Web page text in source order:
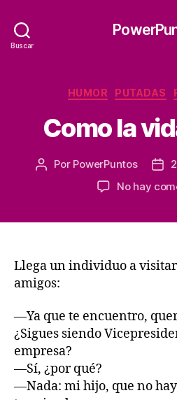
Buscar
HUMOR PUTADAS
Como la
Autor
Por PowerPuntos
No hay
Llega un individuo a visitar
amigos:
—Ya que te encuentro,
¿Sigues siendo
empresa?
—Sí, ¿por qué?
—Nada: mi hijo, que no